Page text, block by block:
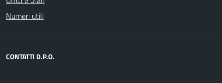
Numeri utili
CONTATTI D.P.O.